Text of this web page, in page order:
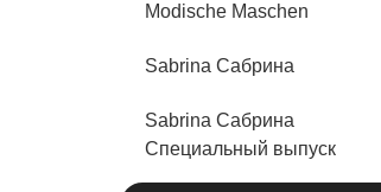
Modische Maschen
Sabrina Сабрина
Sabrina Сабрина
Специальный выпуск